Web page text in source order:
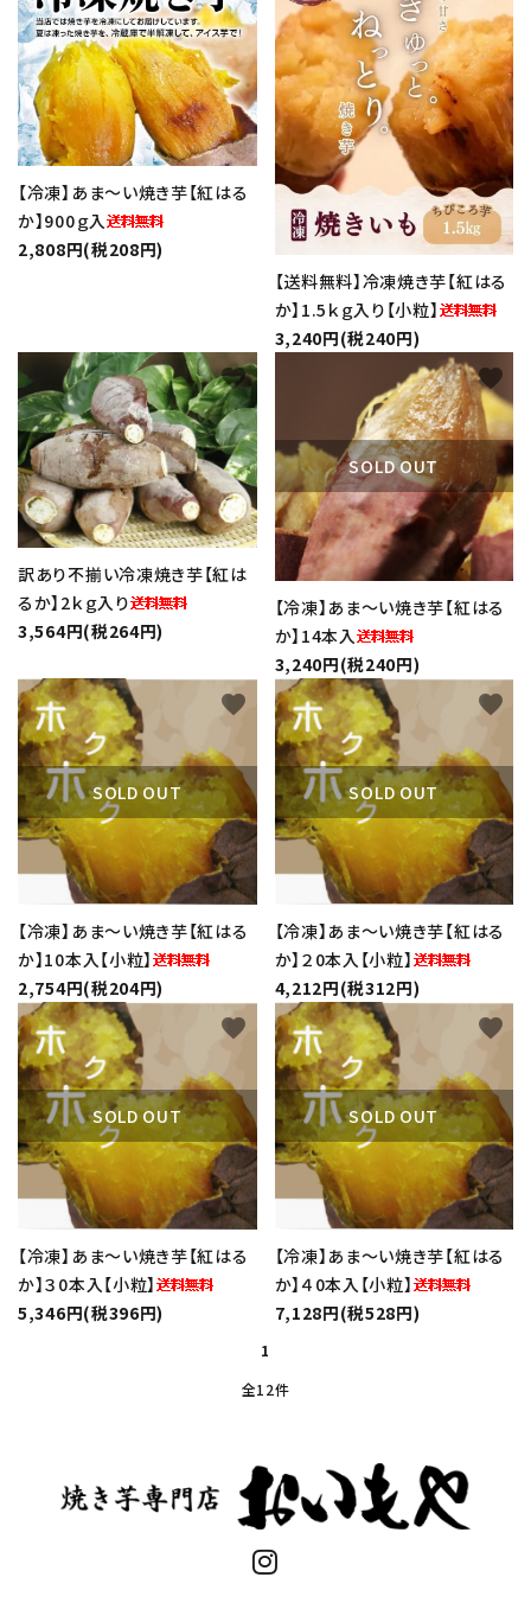
【冷凍】あま～い焼き芋【紅はる
か】900ｇ入
2,808円(税208円)
【送料無料】冷凍焼き芋【紅はる
か】1.5ｋｇ入り【小粒】
3,240円(税240円)
訳あり不揃い冷凍焼き芋【紅は
るか】2ｋｇ入り
3,564円(税264円)
favorite
SOLD OUT
【冷凍】あま～い焼き芋【紅はる
か】14本入
3,240円(税240円)
favorite
SOLD OUT
【冷凍】あま～い焼き芋【紅はる
か】10本入【小粒】
2,754円(税204円)
favorite
SOLD OUT
【冷凍】あま～い焼き芋【紅はる
か】２0本入【小粒】
4,212円(税312円)
favorite
SOLD OUT
【冷凍】あま～い焼き芋【紅はる
か】３0本入【小粒】
5,346円(税396円)
favorite
SOLD OUT
【冷凍】あま～い焼き芋【紅はる
か】４0本入【小粒】
7,128円(税528円)
favorite
1
全12件
キーワード